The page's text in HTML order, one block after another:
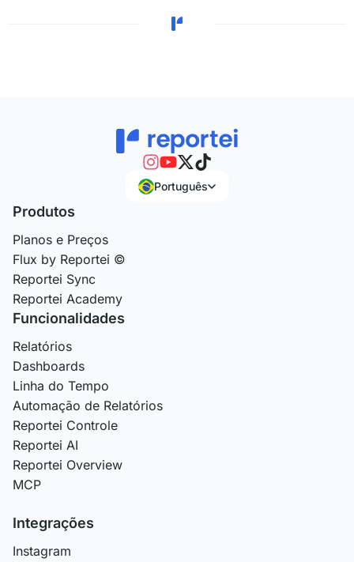
Português
Produtos
Planos e Preços
Flux by Reportei ©
Reportei Sync
Reportei Academy
Funcionalidades
Relatórios
Dashboards
Linha do Tempo
Automação de Relatórios
Reportei Controle
Reportei AI
Reportei Overview
MCP
Integrações
Instagram